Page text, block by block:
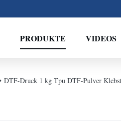
PRODUKTE VIDEOS
DTF-Druck 1 kg Tpu DTF-Pulver